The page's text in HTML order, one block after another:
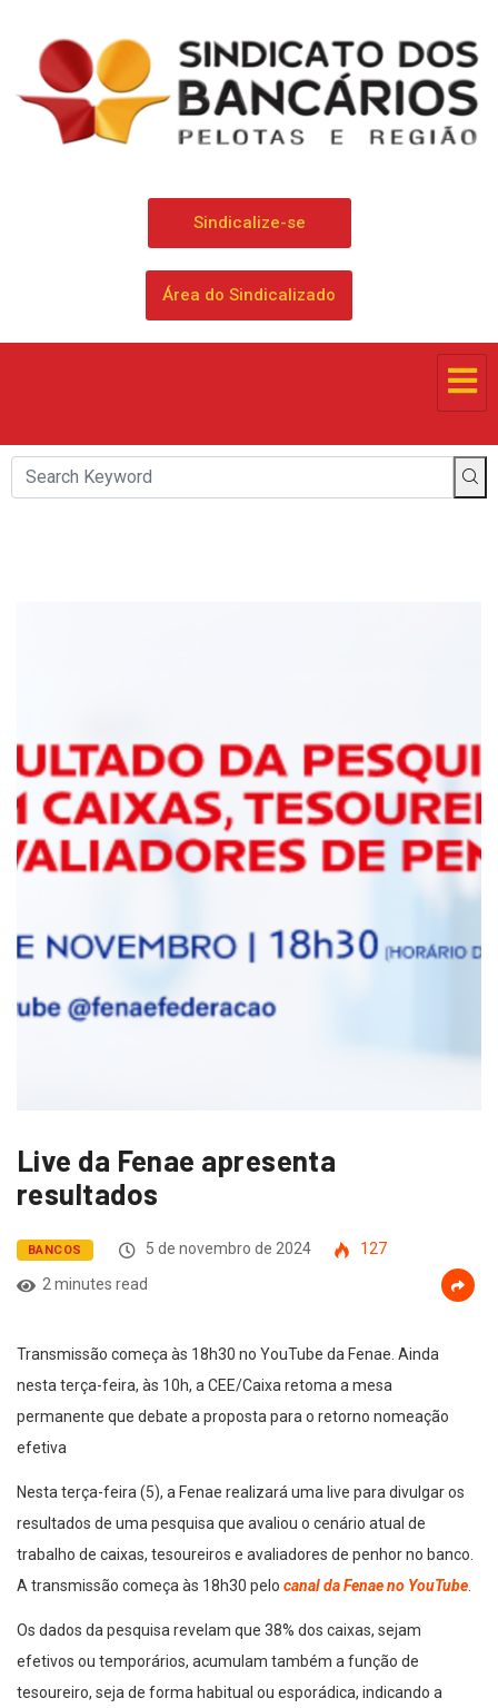
Sindicalize-se
Área do Sindicalizado
Live da Fenae apresenta
resultados
BANCOS 5 de novembro de 2024
127
2 minutes read
Transmissão começa às 18h30 no YouTube da Fenae. Ainda
nesta terça-feira, às 10h, a CEE/Caixa retoma a mesa
permanente que debate a proposta para o retorno nomeação
efetiva
Nesta terça-feira (5), a Fenae realizará uma live para divulgar os
resultados de uma pesquisa que avaliou o cenário atual de
trabalho de caixas, tesoureiros e avaliadores de penhor no banco.
A transmissão começa às 18h30 pelo canal da Fenae no YouTube
Os dados da pesquisa revelam que 38% dos caixas, sejam
efetivos ou temporários, acumulam também a função de
tesoureiro, seja de forma habitual ou esporádica, indicando a